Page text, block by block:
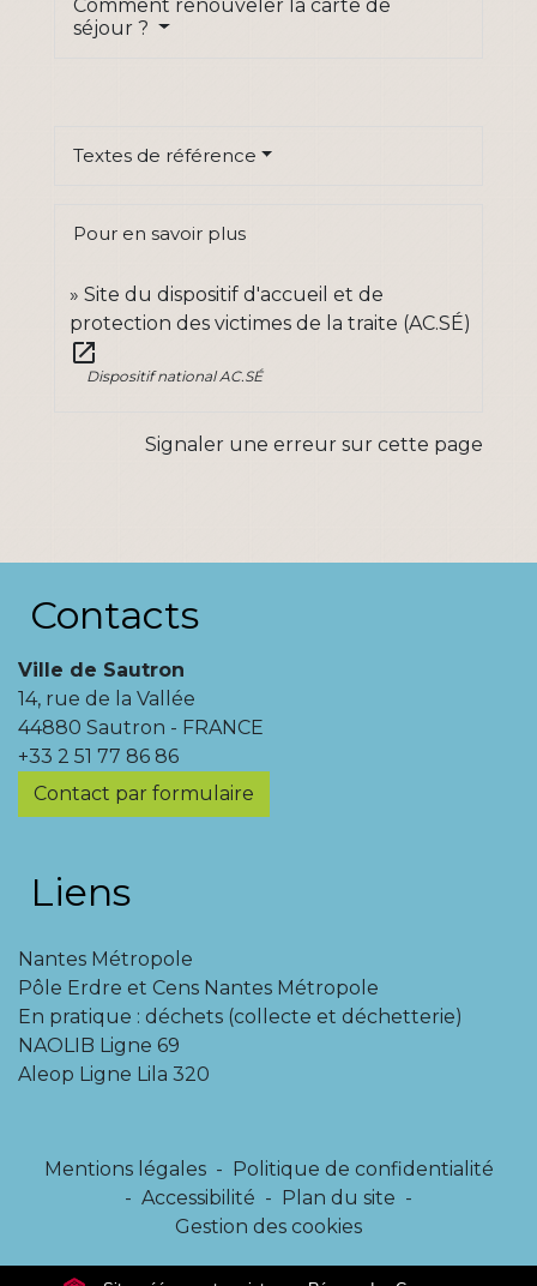
Comment renouveler la carte de
séjour ?
Textes de référence
Pour en savoir plus
Site du dispositif d'accueil et de
protection des victimes de la traite (AC.SÉ)
open_in_new
Dispositif national AC.SÉ
Signaler une erreur sur cette page
Contacts
Ville de Sautron
14, rue de la Vallée
44880 Sautron - FRANCE
+33 2 51 77 86 86
Contact par formulaire
Liens
Nantes Métropole
Pôle Erdre et Cens Nantes Métropole
En pratique : déchets (collecte et déchetterie)
NAOLIB Ligne 69
Aleop Ligne Lila 320
Mentions légales -
Politique de confidentialité
- Accessibilité - Plan du site -
Gestion des cookies